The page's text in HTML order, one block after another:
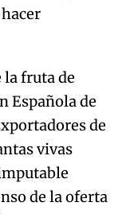
la fruta de
Española de
de
vivas
de la oferta